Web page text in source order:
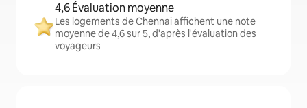
4,6 Évaluation moyenne
Les logements de Chennai affichent une note
moyenne de 4,6 sur 5, d'après l'évaluation des
voyageurs